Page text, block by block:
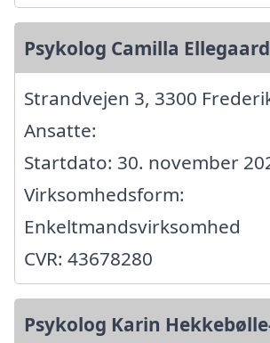
Psykolog Camilla Ellegaard
Strandvejen 3, 3300
Ansatte:
Startdato: 30. november
Virksomhedsform:
Enkeltmandsvirksomhed
CVR: 43678280
Psykolog Karin